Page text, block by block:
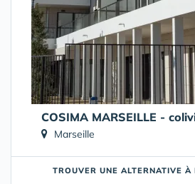
COSIMA MARSEILLE -
Marseille
TROUVER UNE ALTERNATIVE À